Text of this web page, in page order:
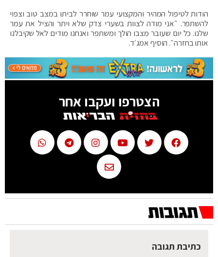
הודות לטיפול המהיר והמקצועי עמר שוחרר לביתו במצב טוב וצפוי
להשתפר. ״אני מודה לצוות בשערי צדק שלא ויתר והציל את עמר
שלנו. כל יום שעובר מצבו הולך ומשתפר ואנחנו מודים לאל שקיבלנו
אותו בחזרה״. הוסיף אמג׳ד.
הצטרפו ועקבו אחר
כתיבת תגובה